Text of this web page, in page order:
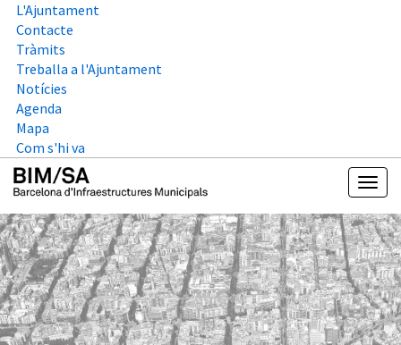
L'Ajuntament
Contacte
Tràmits
Treballa a l'Ajuntament
Notícies
Agenda
Mapa
Com s'hi va